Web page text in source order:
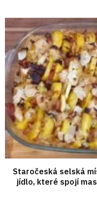
Staročeská selská
jídlo, které spojí